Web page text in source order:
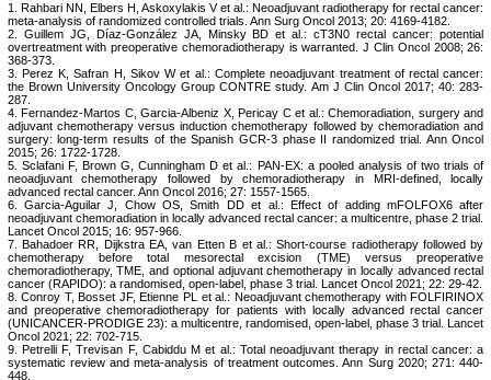
1. Rahbari NN, Elbers H, Askoxylakis V et al.: Neoadjuvant radiotherapy for rectal cancer:
meta-analysis of randomized controlled trials. Ann Surg Oncol 2013; 20: 4169-4182.
2. Guillem JG, Díaz-González JA, Minsky BD et al.: cT3N0 rectal cancer: potential
overtreatment with preoperative chemoradiotherapy is warranted. J Clin Oncol 2008; 26:
368-373.
3. Perez K, Safran H, Sikov W et al.: Complete neoadjuvant treatment of rectal cancer:
the Brown University Oncology Group CONTRE study. Am J Clin Oncol 2017; 40: 283-
287.
4. Fernandez-Martos C, Garcia-Albeniz X, Pericay C et al.: Chemoradiation, surgery and
adjuvant chemotherapy versus induction chemotherapy followed by chemoradiation and
surgery: long-term results of the Spanish GCR-3 phase II randomized trial. Ann Oncol
2015; 26: 1722-1728.
5. Sclafani F, Brown G, Cunningham D et al.: PAN-EX: a pooled analysis of two trials of
neoadjuvant chemotherapy followed by chemoradiotherapy in MRI-defined, locally
advanced rectal cancer. Ann Oncol 2016; 27: 1557-1565.
6. Garcia-Aguilar J, Chow OS, Smith DD et al.: Effect of adding mFOLFOX6 after
neoadjuvant chemoradiation in locally advanced rectal cancer: a multicentre, phase 2 trial.
Lancet Oncol 2015; 16: 957-966.
7. Bahadoer RR, Dijkstra EA, van Etten B et al.: Short-course radiotherapy followed by
chemotherapy before total mesorectal excision (TME) versus preoperative
chemoradiotherapy, TME, and optional adjuvant chemotherapy in locally advanced rectal
cancer (RAPIDO): a randomised, open-label, phase 3 trial. Lancet Oncol 2021; 22: 29-42.
8. Conroy T, Bosset JF, Etienne PL et al.: Neoadjuvant chemotherapy with FOLFIRINOX
and preoperative chemoradiotherapy for patients with locally advanced rectal cancer
(UNICANCER-PRODIGE 23): a multicentre, randomised, open-label, phase 3 trial. Lancet
Oncol 2021; 22: 702-715.
9. Petrelli F, Trevisan F, Cabiddu M et al.: Total neoadjuvant therapy in rectal cancer: a
systematic review and meta-analysis of treatment outcomes. Ann Surg 2020; 271: 440-
448.